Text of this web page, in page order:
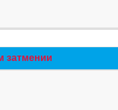
затмении